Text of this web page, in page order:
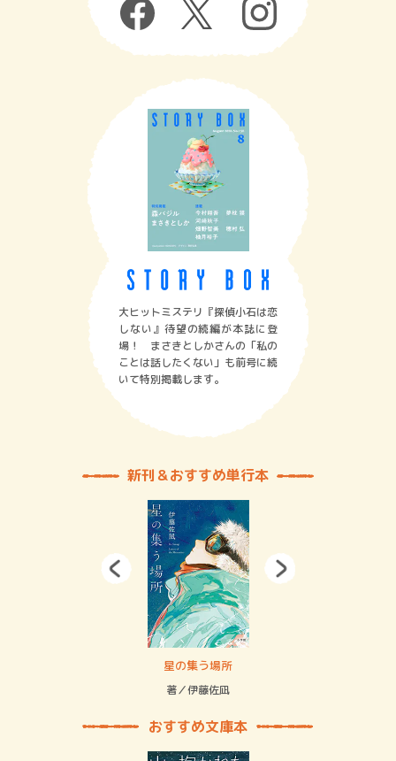
大ヒットミステリ『探偵小石は恋
しない』待望の続編が本誌に登
場！ まさきとしかさんの「私の
ことは話したくない」も前号に続
いて特別掲載します。
新刊＆おすすめ単行本
星の集う場所
著／伊藤佐凪
おすすめ文庫本